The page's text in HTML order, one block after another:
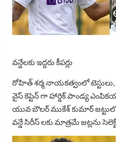
వన్డేలకు ఇద్దరు కీపర్లు
రోహిత్ శర్మ నాయకత్వంలో టెస్టులు,
వైస్ కెప్టెన్ గా హార్డిక్ పాండ్య
యువ బౌలర్ ముకేశ్ కుమార్ జట్టులోకి
వన్డే సిరీస్ లకు మాత్రమే జట్లను